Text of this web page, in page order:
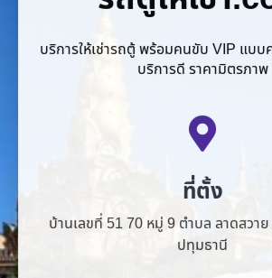
บริการให้เช่ารถตู้ พร้อมคนขับ VIP แบบ
ที่ตั้ง
บ้านเลขที่ 51 70 หมู่ 9 ตำบล ลาดสวาย
ปทุมธานี